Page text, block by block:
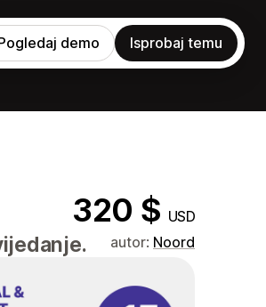
demo Isprobaj temu
320 $ USD
autor: Noord